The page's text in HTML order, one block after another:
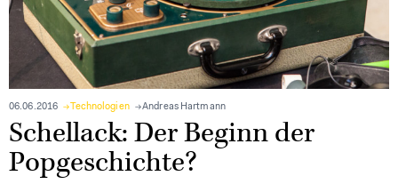
06.06.2016 Technologien Andreas Hartmann
Schellack: Der Beginn der
Popgeschichte?